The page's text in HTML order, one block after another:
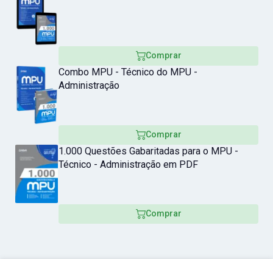
Comprar
Combo MPU - Técnico do MPU -
Administração
Comprar
1.000 Questões Gabaritadas para o MPU -
Técnico - Administração em PDF
Comprar